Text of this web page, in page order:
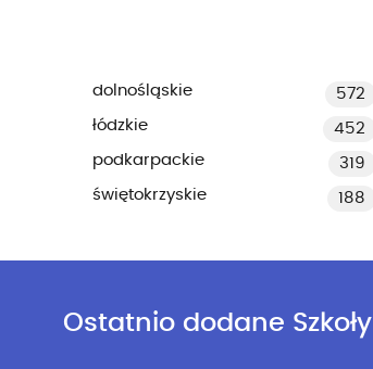
dolnośląskie 572
łódzkie
452
podkarpackie
319
świętokrzyskie
188
Ostatnio dodane Szkoły